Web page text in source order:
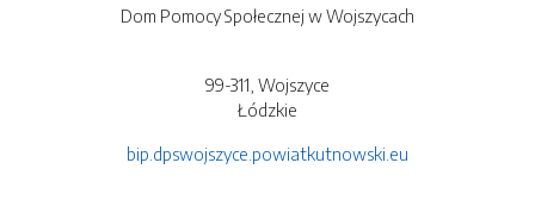
Dom Pomocy Społecznej w Wojszycach
99-311, Wojszyce
Łódzkie
bip.dpswojszyce.powiatkutnowski.eu